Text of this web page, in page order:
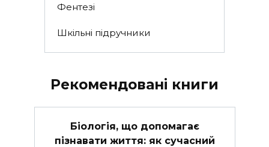
Фентезі
Шкільні підручники
Рекомендовані книги
Біологія, що допомагає
пізнавати життя: як сучасний